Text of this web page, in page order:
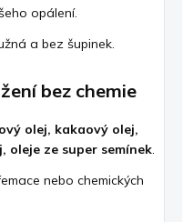
opálení.
a bez šupinek.
bez chemie
olej, kakaový olej,
oleje ze super semínek.
nebo chemických